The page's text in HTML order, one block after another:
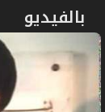
بالفيديو